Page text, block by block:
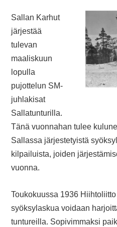
Sallan Karhut
järjestää
tulevan
maaliskuun
lopulla
pujottelun SM-
juhlakisat
Sallatunturilla.
Tänä vuonnahan tulee
Sallassa järjestetyistä
kilpailuista, joiden
vuonna.
Toukokuussa 1936
syöksylaskua voidaan
tuntureilla. Sopivimmaksi